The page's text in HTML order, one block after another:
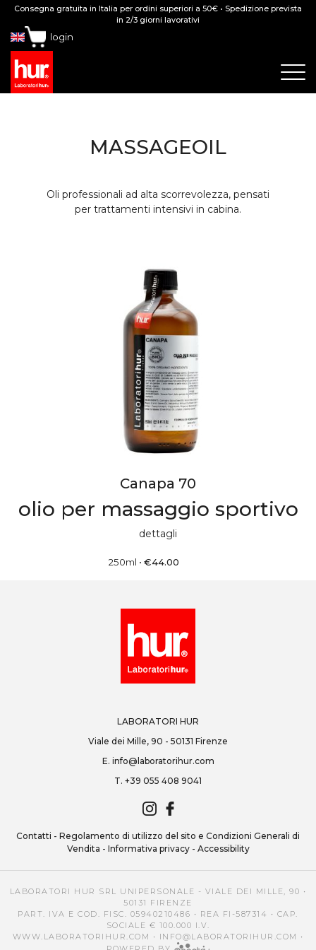
Consegna gratuita in Italia per ordini superiori a 50€ • Spedizione prevista
in 2/3 giorni lavorativi
login
MASSAGEOIL
Oli professionali ad alta scorrevolezza, pensati
per trattamenti intensivi in cabina.
Canapa 70
olio per massaggio sportivo
dettagli
250ml • €44.00
LABORATORI HUR
Viale dei Mille, 90 - 50131 Firenze
E. info@laboratorihur.com
T. +39 055 408 9041
Contatti - Regolamento di utilizzo del sito e Condizioni Generali di
Vendita - Informativa privacy- Accessibility
LABORATORI HUR SRL UNIPERSONALE - VIALE DEI MILLE, 90 •
50131 FIRENZE
PART. IVA E COD. FISC. 05940210486 • REA FI-587314 • CAP.
SOCIALE € 100.000 I.V.
WWW.LABORATORIHUR.COM • INFO@LABORATORIHUR.COM •